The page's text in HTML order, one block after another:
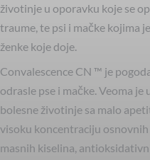
životinje u oporavku koje se
traume, te psi i mačke kojima
ženke koje doje.
Convalescence CN ™ je
odrasle pse i mačke. Veoma je
bolesne životinje sa malo
visoku koncentraciju
masnih kiselina,